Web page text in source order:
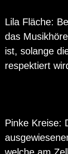
Lila Fläche:
das
ist, solange
respektiert
Pinke Kreise: